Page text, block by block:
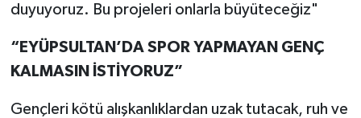
duyuyoruz. Bu projeleri onlarla büyüteceğiz"
“EYÜPSULTAN’DA SPOR YAPMAYAN GENÇ
KALMASIN İSTİYORUZ”
Gençleri kötü alışkanlıklardan uzak tutacak, ruh ve